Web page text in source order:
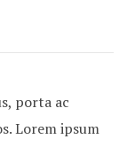
porta ac
Lorem ipsum